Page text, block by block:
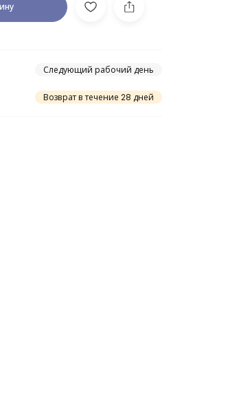
Следующий рабочий день
Возврат в течение 28 дней